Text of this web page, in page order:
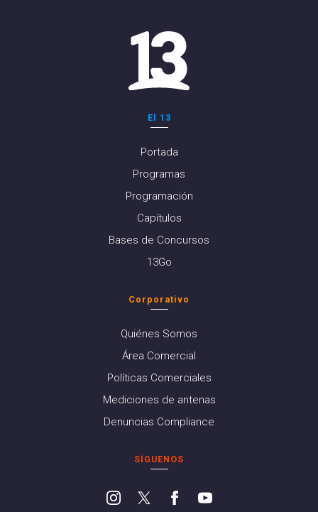
El 13
Portada
Programas
Programación
Capítulos
Bases de Concursos
13Go
Corporativo
Quiénes Somos
Área Comercial
Políticas Comerciales
Mediciones de antenas
Denuncias Compliance
SÍGUENOS